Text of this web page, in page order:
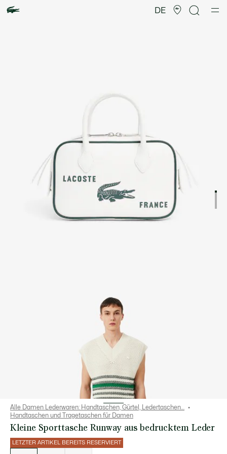
DE
Alle Damen Lederwaren: Handtaschen, Gürtel, Ledertaschen…
Handtaschen und Tragetaschen für Damen
Kleine Sporttasche Runway aus bedrucktem Leder
LETZTER ARTIKEL BEREITS RESERVIERT